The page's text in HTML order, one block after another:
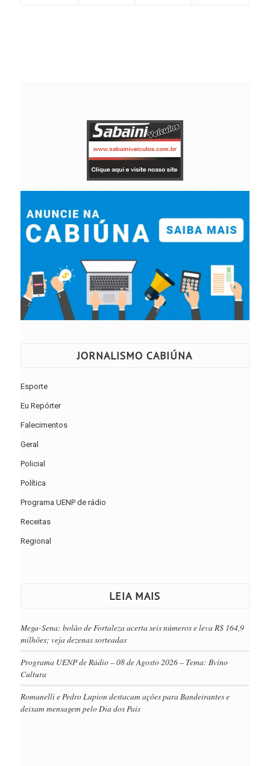
JORNALISMO CABIÚNA
Esporte
Eu Repórter
Falecimentos
Geral
Policial
Política
Programa UENP de rádio
Receitas
Regional
LEIA MAIS
Mega-Sena: bolão de Fortaleza acerta seis números e leva R$ 164,9
milhões; veja dezenas sorteadas
Programa UENP de Rádio – 08 de Agosto 2026 – Tema: Bvino
Cultura
Romanelli e Pedro Lupion destacam ações para Bandeirantes e
deixam mensagem pelo Dia dos Pais